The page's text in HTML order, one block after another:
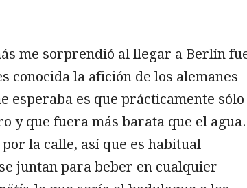
me sorprendió al llegar a Berlín
conocida la afición de los alemanes
esperaba es que prácticamente sólo
y que fuera más barata que el agua.
la calle, así que es habitual
juntan para beber en cualquier